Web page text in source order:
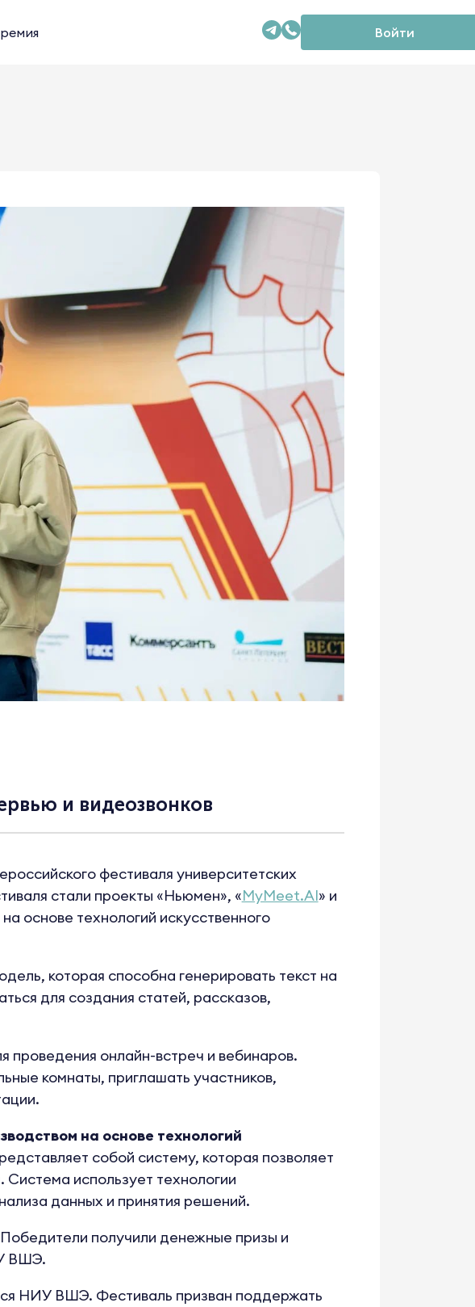
Войти
и видеозвонков
фестиваля университетских
стали проекты «Ньюмен», «MyMeet.AI» и
основе технологий искусственного
которая способна генерировать текст на
для создания статей, рассказов,
проведения онлайн-встреч и вебинаров.
комнаты, приглашать участников,
на основе технологий
собой систему, которая позволяет
использует технологии
данных и принятия решений.
получили денежные призы и
ВШЭ.
НИУ ВШЭ. Фестиваль призван поддержать